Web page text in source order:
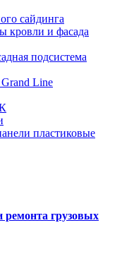
сайдинга
кровли и фасада
подсистема
Line
пластиковые
ремонта грузовых